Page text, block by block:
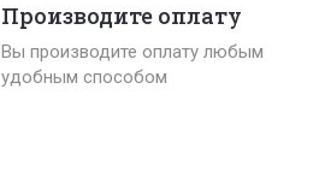
Производите оплату
Вы производите оплату любым
удобным способом